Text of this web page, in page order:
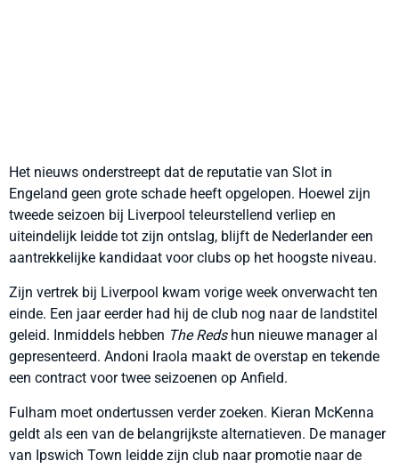
Het nieuws onderstreept dat de reputatie van Slot in
Engeland geen grote schade heeft opgelopen. Hoewel zijn
tweede seizoen bij Liverpool teleurstellend verliep en
uiteindelijk leidde tot zijn ontslag, blijft de Nederlander een
aantrekkelijke kandidaat voor clubs op het hoogste niveau.
Zijn vertrek bij Liverpool kwam vorige week onverwacht ten
einde. Een jaar eerder had hij de club nog naar de landstitel
geleid. Inmiddels hebben The Redshun nieuwe manager al
gepresenteerd. Andoni Iraola maakt de overstap en tekende
een contract voor twee seizoenen op Anfield.
Fulham moet ondertussen verder zoeken. Kieran McKenna
geldt als een van de belangrijkste alternatieven. De manager
van Ipswich Town leidde zijn club naar promotie naar de